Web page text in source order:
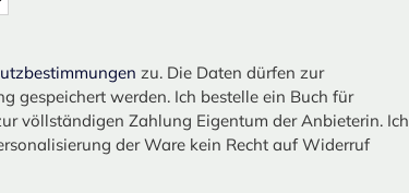
zu. Die Daten dürfen zur
gespeichert werden. Ich bestelle ein Buch für
völlständigen Zahlung Eigentum der Anbieterin. Ich
der Ware kein Recht auf Widerruf